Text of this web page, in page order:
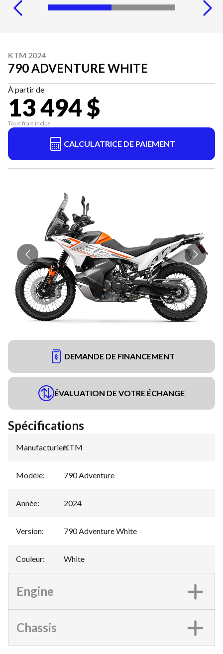
KTM 2024
790 ADVENTURE WHITE
À partir de
13 494 $
Tous frais inclus
CALCULATRICE DE PAIEMENT
DEMANDE DE FINANCEMENT
ÉVALUATION DE VOTRE ÉCHANGE
Spécifications
Manufacturier:
KTM
Modèle: 790 Adventure
Année: 2024
Version: 790 Adventure White
Couleur: White
Engine
Chassis